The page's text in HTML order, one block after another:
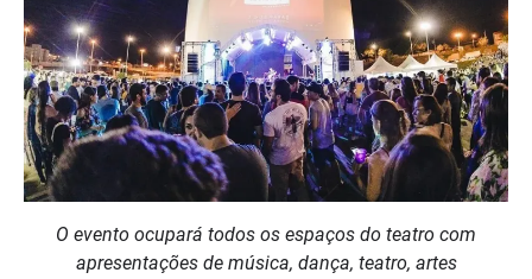
O evento ocupará todos os espaços do teatro com
apresentações de música, dança, teatro, artes